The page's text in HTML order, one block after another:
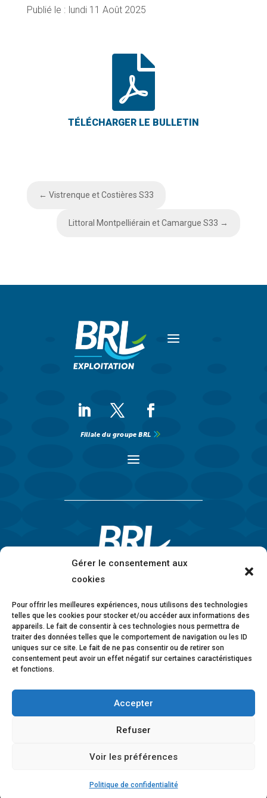
Gérer le consentement aux
cookies
Pour offrir les meilleures expériences, nous utilisons des technologies
telles que les cookies pour stocker et/ou accéder aux informations des
appareils. Le fait de consentir à ces technologies nous permettra de
traiter des données telles que le comportement de navigation ou les ID
uniques sur ce site. Le fait de ne pas consentir ou de retirer son
consentement peut avoir un effet négatif sur certaines caractéristiques
et fonctions.
Accepter
Refuser
Voir les préférences
Politique de confidentialité
lundi 11 Août 2025

← Vistrenque et Costières S33
Littoral Montpelliérain et Camargue S33 →
a
a
Filiale du groupe BRL
• Politique de confidentialité
Lanceurs d’alerte
© 2026 BRL Exploitation